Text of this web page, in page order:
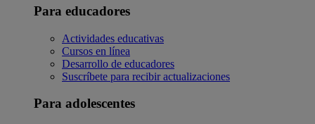
Para educadores
Actividades educativas
Cursos en línea
Desarrollo de educadores
Suscríbete para recibir actualizaciones
Para adolescentes